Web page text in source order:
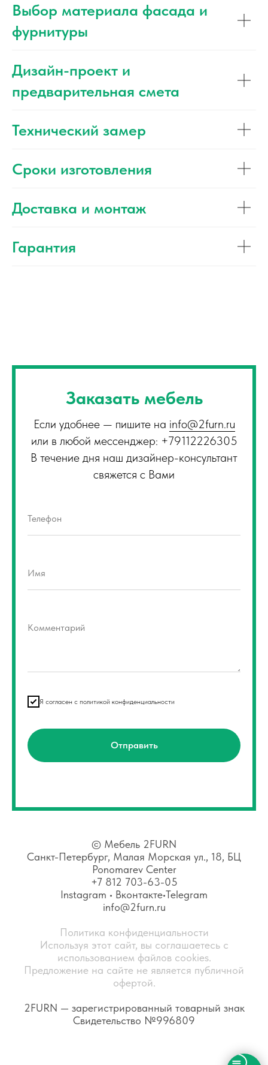
Выбор материала фасада и
фурнитуры
Дизайн-проект и
предварительная смета
Технический замер
Сроки изготовления
Доставка и монтаж
Гарантия
Заказать мебель
Если удобнее — пишите на info@2furn.ru
или в любой мессенджер: +79112226305
В течение дня наш дизайнер-консультант
свяжется с Вами
Телефон
Имя
Комментарий
Я согласен с политикой конфиденциальности
Отправить
© Мебель 2FURN
Санкт-Петербург, Малая Морская ул., 18, БЦ
Ponomarev Center
+7 812 703-63-05
Instagram • Вконтакте•Telegram
info@2furn.ru
Политика конфиденциальности
Используя этот сайт, вы соглашаетесь с
использованием файлов cookies.
Предложение на сайте не является публичной
офертой.
2FURN — зарегистрированный товарный знак
Свидетельство №996809